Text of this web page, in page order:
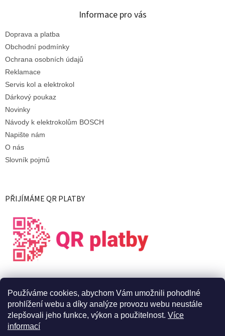
Používáme cookies, abychom Vám umožnili pohodlné
prohlížení webu a díky analýze provozu webu neustále
zlepšovali jeho funkce, výkon a použitelnost. Více
informací
Informace pro vás
Doprava a platba
Obchodní podmínky
Ochrana osobních údajů
Reklamace
Servis kol a elektrokol
Dárkový poukaz
Novinky
Návody k elektrokolům BOSCH
Napište nám
O nás
Slovník pojmů
PŘIJÍMÁME QR PLATBY